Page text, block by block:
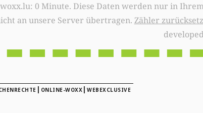
in Ihrem Browser
an unsere Server übertragen. Zähler
| ONLINE-WOXX | WEBEXCLUSIVE